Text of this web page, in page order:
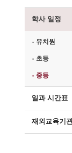
학사 일정
- 유치원
- 초등
- 중등
일과 시간표
재외교육기